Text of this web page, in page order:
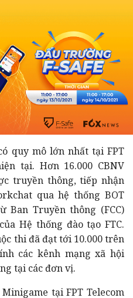
quy mô lớn nhất tại FPT
tại. Hơn 16.000 CBNV
truyền thông, tiếp nhận
qua hệ thống BOT
Ban Truyền thông (FCC)
Hệ thống đào tạo FTC.
thi đã đạt tới 10.000 trên
các kênh mạng xã hội
tại các đơn vị.
tại FPT Telecom